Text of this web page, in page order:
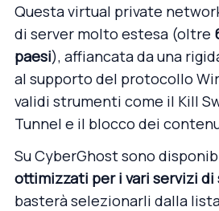
Questa virtual private
di server molto estesa (oltre
paesi), affiancata da una
al supporto del protocollo
validi strumenti come il Kill
Tunnel e il blocco dei
Su CyberGhost sono
ottimizzati per i vari servizi
basterà selezionarli dalla